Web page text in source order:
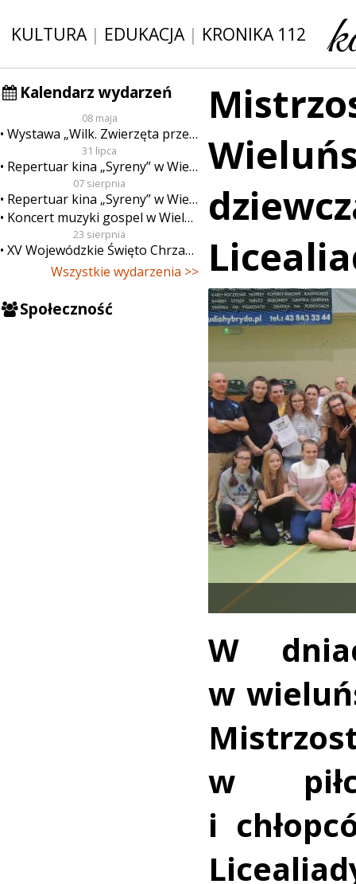
KULTURA| EDUKACJA| KRONIKA 112
Kalendarz wydarzeń
08 maja
Wystawa „Wilk. Zwierzęta przeklęte”
31 lipca
Repertuar kina „Syreny” w Wieluniu w dn. od 31 lipca do 6 sierpnia
07 sierpnia
Repertuar kina „Syreny” w Wieluniu w dn. od 7 do 13 sierpnia
Koncert muzyki gospel w Wieluniu
23 sierpnia
XV Wojewódzkie Święto Chrzanu
Wszystkie wydarzenia >>
Społeczność
W
w
w
i